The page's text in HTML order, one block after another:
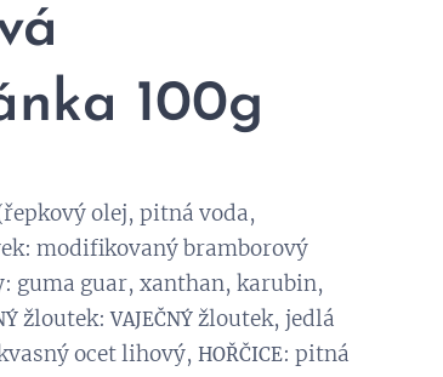
100g
olej, pitná voda,
modifikovaný bramborový
guma guar, xanthan, karubin,
žloutek:VAJEČNÝ žloutek, jedlá
ocet lihový,HOŘČICE: pitná